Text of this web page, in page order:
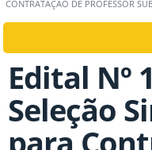
CONTRATAÇÃO DE PROFESSOR
Edital Nº
Seleção